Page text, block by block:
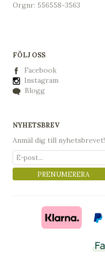
Orgnr: 556558-3563
FÖLJ OSS
Facebook
Instagram
Blogg
NYHETSBREV
Anmäl dig till nyhetsbrevet!
PRENUMERERA